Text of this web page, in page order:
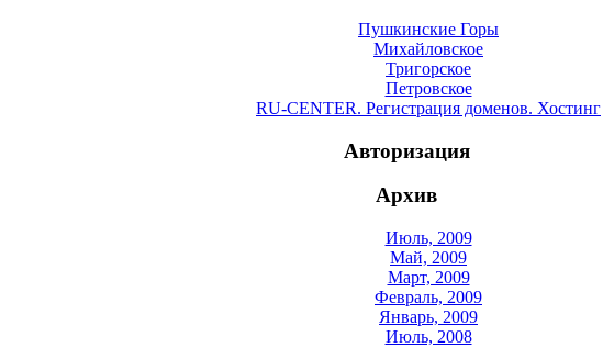
Пушкинские Горы
Михайловское
Тригорское
Петровское
RU-CENTER. Регистрация доменов. Хостинг
Авторизация
Архив
Июль, 2009
Май, 2009
Март, 2009
Февраль, 2009
Январь, 2009
Июль, 2008